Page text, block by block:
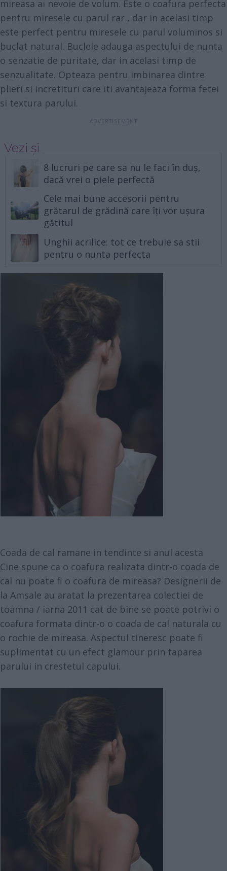
mireasa ai nevoie de volum. Este o coafura perfecta
pentru miresele cu parul rar , dar in acelasi timp
este perfect pentru miresele cu parul voluminos si
buclat natural. Buclele adauga aspectului de nunta
o senzatie de puritate, dar in acelasi timp de
senzualitate. Opteaza pentru imbinarea dintre
plieri si incretituri care iti avantajeaza forma fetei
si textura parului.
Vezi și
8 lucruri pe care sa nu le faci în duș,
dacă vrei o piele perfectă
Cele mai bune accesorii pentru
grătarul de grădină care îți vor ușura
gătitul
Unghii acrilice: tot ce trebuie sa stii
pentru o nunta perfecta
Coada de cal ramane in tendinte si anul acesta
Cine spune ca o coafura realizata dintr-o coada de
cal nu poate fi o coafura de mireasa? Designerii de
la Amsale au aratat la prezentarea colectiei de
toamna / iarna 2011 cat de bine se poate potrivi o
coafura formata dintr-o o coada de cal naturala cu
o rochie de mireasa. Aspectul tineresc poate fi
suplimentat cu un efect glamour prin taparea
parului in crestetul capului.